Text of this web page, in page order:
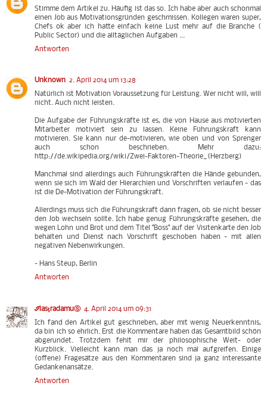
Stimme dem Artikel zu. Häufig ist das so. Ich habe aber auch schonmal
einen Job aus Motivationsgründen geschmissen. Kollegen waren super,
Chefs ok aber ich hatte einfach keine Lust mehr auf die Branche (
Public Sector) und die alltäglichen Aufgaben ...
Antworten
Unknown 2. April 2014 um 13:28
Natürlich ist Motivation Voraussetzung für Leistung. Wer nicht will, will
nicht. Auch nicht leisten.
Die Aufgabe der Führungskräfte ist es, die von Hause aus motivierten
Mitarbeiter motiviert sein zu lassen. Keine Führungskraft kann
motivieren. Sie kann nur de-motivieren, wie oben und von Sprenger
auch schon beschrieben. Mehr dazu:
http://de.wikipedia.org/wiki/Zwei-Faktoren-Theorie_(Herzberg)
Manchmal sind allerdings auch Führungskräften die Hände gebunden,
wenn sie sich im Wald der Hierarchien und Vorschriften verlaufen - das
ist die De-Motivation der Führungskraft.
Allerdings muss sich die Führungskraft dann fragen, ob sie nicht besser
den Job wechseln sollte. Ich habe genug Führungskräfte gesehen, die
wegen Lohn und Brot und dem Titel "Boss" auf der Visitenkarte den Job
behalten und Dienst nach Vorschrift geschoben haben - mit allen
negativen Nebenwirkungen.
- Hans Steup, Berlin
Antworten
ℐlasţradamuⓈ 4. April 2014 um 09:31
Ich fand den Artikel gut geschrieben, aber mit wenig Neuerkenntnis,
da bin ich so ehrlich. Erst die Kommentare haben das Gesamtbild schön
abgerundet. Trotzdem fehlt mir der philosophische Weit- oder
Kurzblick. Vielleicht kann man das ja noch mal aufgreifen. Einige
(offene) Fragesätze aus den Kommentaren sind ja ganz interessante
Gedankenansätze.
Antworten